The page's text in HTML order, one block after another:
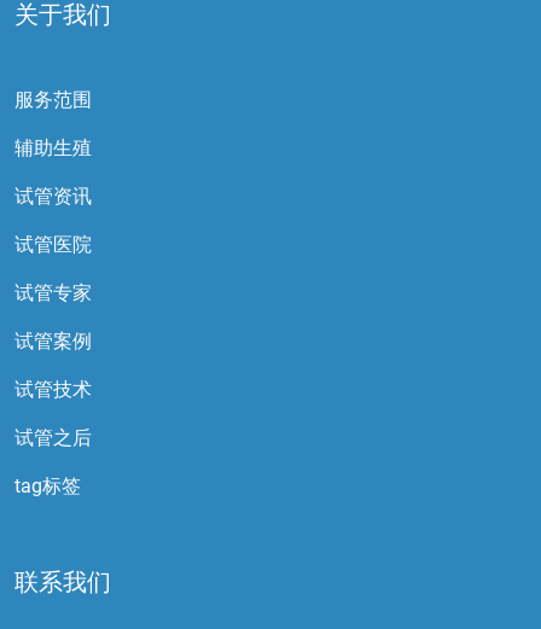
关于我们
服务范围
辅助生殖
试管资讯
试管医院
试管专家
试管案例
试管技术
试管之后
tag标签
联系我们